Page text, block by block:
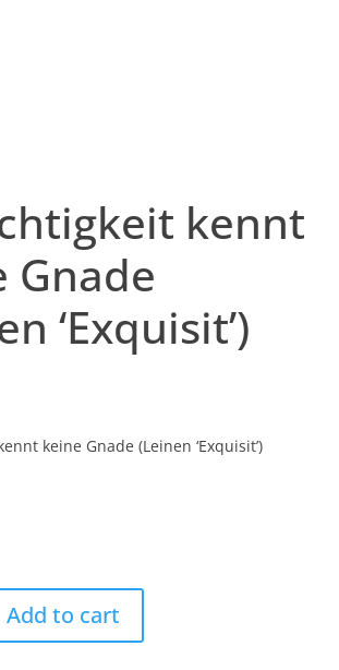
kennt
Gnade
‘Exquisit’)
keine Gnade (Leinen ‘Exquisit’)
Add to cart